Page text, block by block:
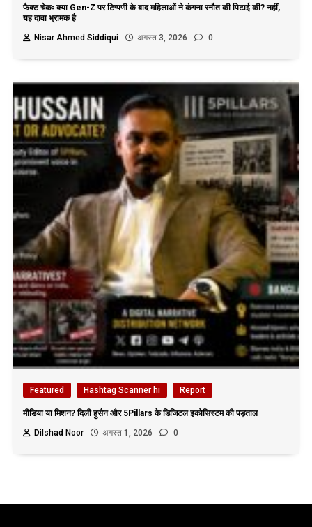
फैक्ट चेकः क्या Gen-Z पर टिप्पणी के बाद महिलाओं ने कंगना रनौत की पिटाई की? नहीं,
यह दावा भ्रामक है
Nisar Ahmed Siddiqui
अगस्त 3, 2026 0
Featured Hashtag Scanner hi Report
मीडिया या मिशन? दिली हुसैन और 5Pillars के डिजिटल इकोसिस्टम की पड़ताल
Dilshad Noor
अगस्त 1, 2026 0